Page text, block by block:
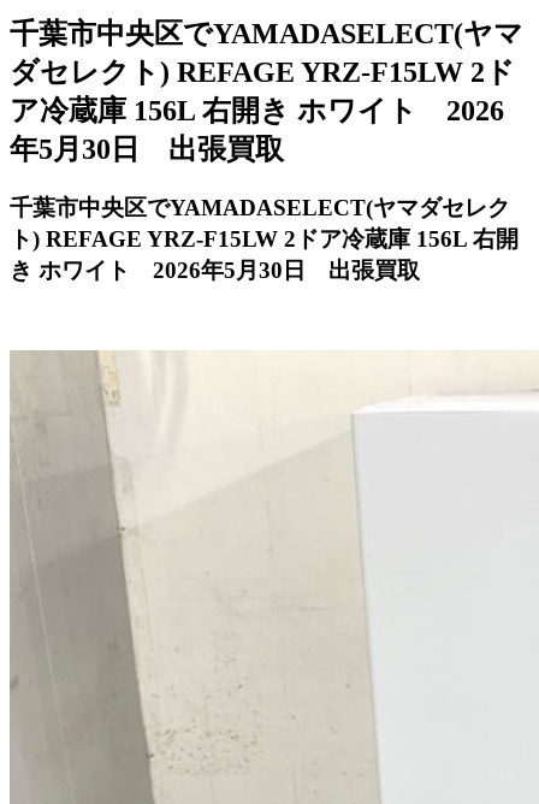
千葉市中央区でYAMADASELECT(ヤマ
ダセレクト) REFAGE YRZ-F15LW 2ド
ア冷蔵庫 156L 右開き ホワイト 2026
年5月30日 出張買取
千葉市中央区でYAMADASELECT(ヤマダセレク
ト) REFAGE YRZ-F15LW 2ドア冷蔵庫 156L 右開
き ホワイト 2026年5月30日 出張買取